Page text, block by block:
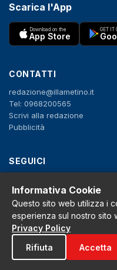
Scarica l'App
Download on the
App Store
GET IT
CONTATTI
redazione@illametino.it
Tel: 0968200565
Scrivi alla redazione
Pubblicità
SEGUICI
Privacy Policy
Cookie Policy
Note legali
La Redazione
Informativa Cookie
Questo sito web utilizza i
esperienza sul nostro sito
Privacy Policy
Rifiuta
Accetta